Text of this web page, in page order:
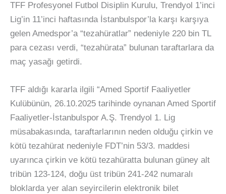
TFF Profesyonel Futbol Disiplin Kurulu, Trendyol 1’inci
Lig’in 11’inci haftasında İstanbulspor’la karşı karşıya
gelen Amedspor’a “tezahüratlar” nedeniyle 220 bin TL
para cezası verdi, “tezahürata” bulunan taraftarlara da
maç yasağı getirdi.
TFF aldığı kararla ilgili “Amed Sportif Faaliyetler
Kulübünün, 26.10.2025 tarihinde oynanan Amed Sportif
Faaliyetler-İstanbulspor A.Ş. Trendyol 1. Lig
müsabakasında, taraftarlarının neden olduğu çirkin ve
kötü tezahürat nedeniyle FDT’nin 53/3. maddesi
uyarınca çirkin ve kötü tezahüratta bulunan güney alt
tribün 123-124, doğu üst tribün 241-242 numaralı
bloklarda yer alan seyircilerin elektronik bilet